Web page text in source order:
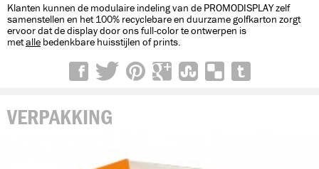
Klanten kunnen de modulaire indeling van de PROMODISPLAY zelf
samenstellen en het 100% recyclebare en duurzame golfkarton zorgt
ervoor dat de display door ons full-color te ontwerpen is
metalle bedenkbare huisstijlen of prints.
VERPAKKING